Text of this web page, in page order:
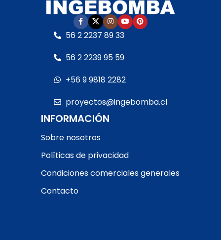
Con rodamientos –
Debe ser protegida con
interruptor guarda
motor RETIRO EN TIENDA
Debe ser protegida con
interruptor guarda
motor RETIRO EN TIENDA
56 2 2237 89 33
56 2 2239 95 59
+56 9 9818 2282
proyectos@ingebomba.cl
INFORMACIÓN
Sobre nosotros
Políticas de privacidad
Condiciones comerciales generales
Contacto